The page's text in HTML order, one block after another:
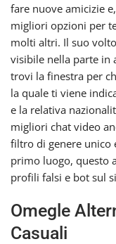
fare nuove amicizie
migliori opzioni per
molti altri. Il suo
visibile nella parte in
trovi la finestra per
la quale ti viene
e la relativa
migliori chat video
filtro di genere unico
primo luogo, questo
profili falsi e bot sul
Omegle
Casuali